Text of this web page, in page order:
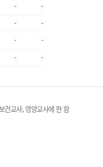
-
-
-
-
-
-
- -
건교사, 영양교사에 한 함